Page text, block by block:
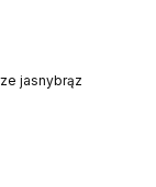
jasnybrąz